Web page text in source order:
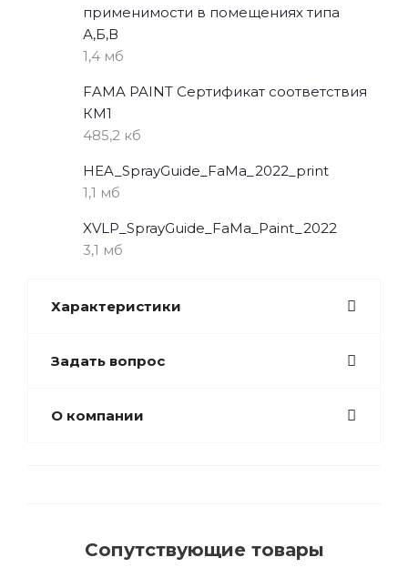
применимости в помещениях типа
А,Б,В
1,4 мб
FAMA PAINT Сертификат соответствия
КМ1
485,2 кб
HEA_SprayGuide_FaMa_2022_print
1,1 мб
XVLP_SprayGuide_FaMa_Paint_2022
3,1 мб
Характеристики
Задать вопрос
О компании
Сопутствующие товары